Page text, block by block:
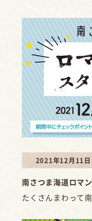
2021年12月11日
南さつま海道ロマ
たくさんまわって